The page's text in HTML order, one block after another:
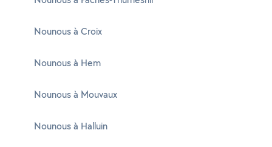
Nounous à Croix
Nounous à Hem
Nounous à Mouvaux
Nounous à Halluin